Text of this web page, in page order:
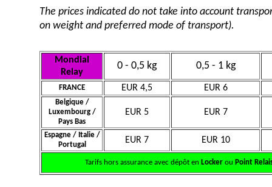
The prices indicated do not take into account
on weight and preferred mode of transport).
Mondial
Relay
0 - 0,5 kg 0,5 - 1 kg
FRANCE EUR 4,5 EUR 6
Belgique /
Luxembourg /
Pays Bas
EUR 5 EUR 7
Espagne / Italie /
Portugal
EUR 7 EUR 10
Tarifs hors assurance avec dépôt en Lockerou Point